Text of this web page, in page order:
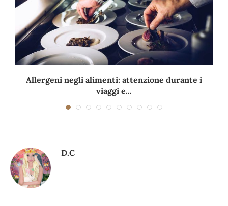
Allergeni negli alimenti: attenzione durante i
viaggi e...
D.C